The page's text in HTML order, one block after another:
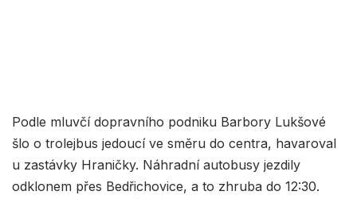
Podle mluvčí dopravního podniku Barbory Lukšové
šlo o trolejbus jedoucí ve směru do centra, havaroval
u zastávky Hraničky. Náhradní autobusy jezdily
odklonem přes Bedřichovice, a to zhruba do 12:30.